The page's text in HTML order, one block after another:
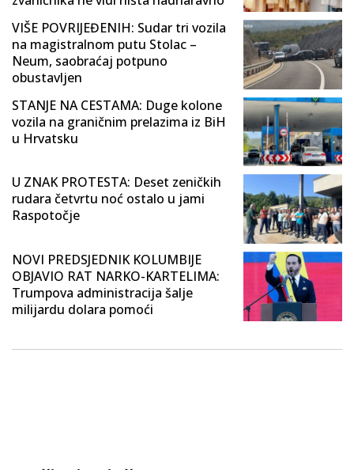
VIŠE POVRIJEĐENIH: Sudar tri vozila
na magistralnom putu Stolac –
Neum, saobraćaj potpuno
obustavljen
STANJE NA CESTAMA: Duge kolone
vozila na graničnim prelazima iz BiH
u Hrvatsku
U ZNAK PROTESTA: Deset zeničkih
rudara četvrtu noć ostalo u jami
Raspotočje
NOVI PREDSJEDNIK KOLUMBIJE
OBJAVIO RAT NARKO-KARTELIMA:
Trumpova administracija šalje
milijardu dolara pomoći